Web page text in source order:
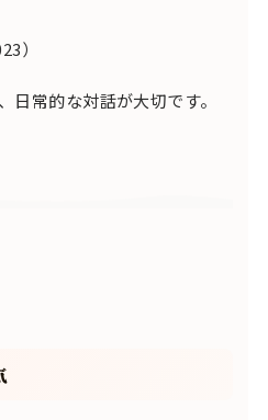
）
日常的な対話が大切です。